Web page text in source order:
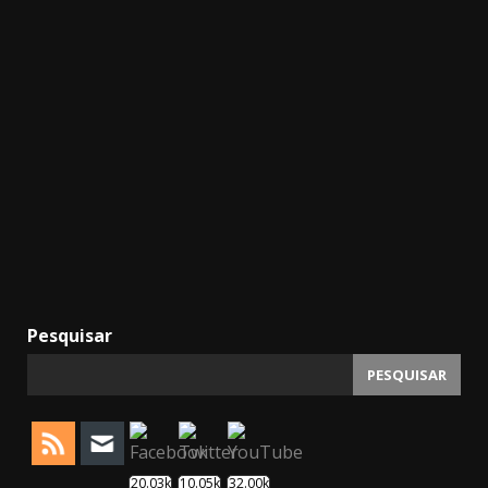
Pesquisar
PESQUISAR
20.03k 10.05k 32.00k